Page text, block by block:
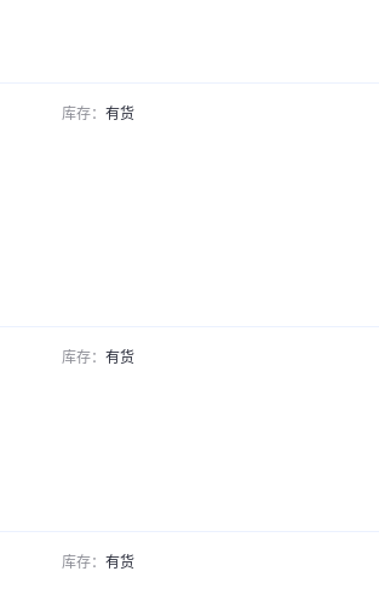
库存： 有货
库存： 有货
库存： 有货